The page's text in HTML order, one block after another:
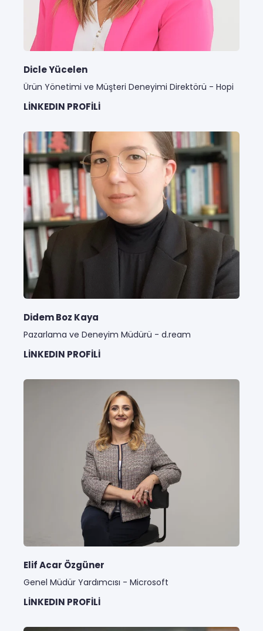
Dicle Yücelen
Ürün Yönetimi ve Müşteri Deneyimi Direktörü - Hopi
LINKEDIN PROFILI
Didem Boz Kaya
Pazarlama ve Deneyim Müdürü - d.ream
LINKEDIN PROFILI
Elif Acar Özgüner
Genel Müdür Yardımcısı - Microsoft
LINKEDIN PROFILI